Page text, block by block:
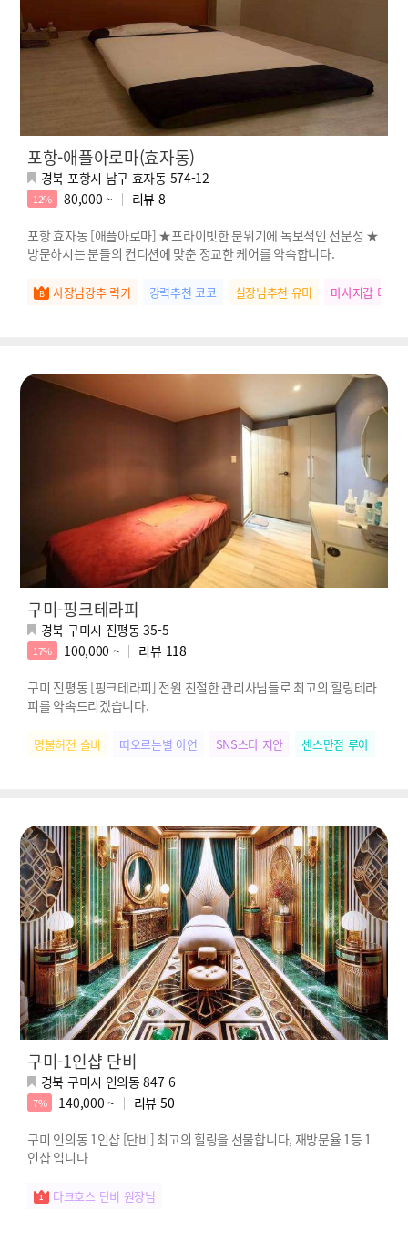
포항-애플아로마(효자동)
경북 포항시 남구 효자동 574-12
12% 80,000 ~ 리뷰 8
포항 효자동 [애플아로마] ★프라이빗한 분위기에 독보적인 전문성 ★
방문하시는 분들의 컨디션에 맞춘 정교한 케어를 약속합니다.
사장님강추 럭키 강력추천 코코 실장님추천 유미 마사지갑 미미
구미-핑크테라피
경북 구미시 진평동 35-5
17% 100,000 ~ 리뷰 118
구미 진평동 [핑크테라피] 전원 친절한 관리사님들로 최고의 힐링테라
피를 약속드리겠습니다.
명불허전 슬비 떠오르는별 아연 SNS스타 지안 센스만점 루아
구미-1인샵 단비
경북 구미시 인의동 847-6
7% 140,000 ~ 리뷰 50
구미 인의동 1인샵 [단비] 최고의 힐링을 선물합니다, 재방문율 1등 1
인샵 입니다
다크호스 단비 원장님